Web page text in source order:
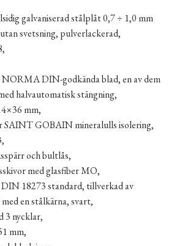
galvaniserad stålplåt 0,7 ÷ 1,0 mm
svetsning, pulverlackerad,
NORMA DIN-godkända blad, en av dem
halvautomatisk stängning,
mm,
GOBAIN mineralulls isolering,
och bultlås,
med glasfiber MO,
18273 standard, tillverkad av
en stålkärna, svart,
3 nycklar,
mm,